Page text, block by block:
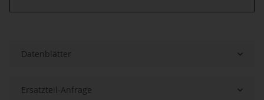
Datenblätter
Ersatzteil-Anfrage